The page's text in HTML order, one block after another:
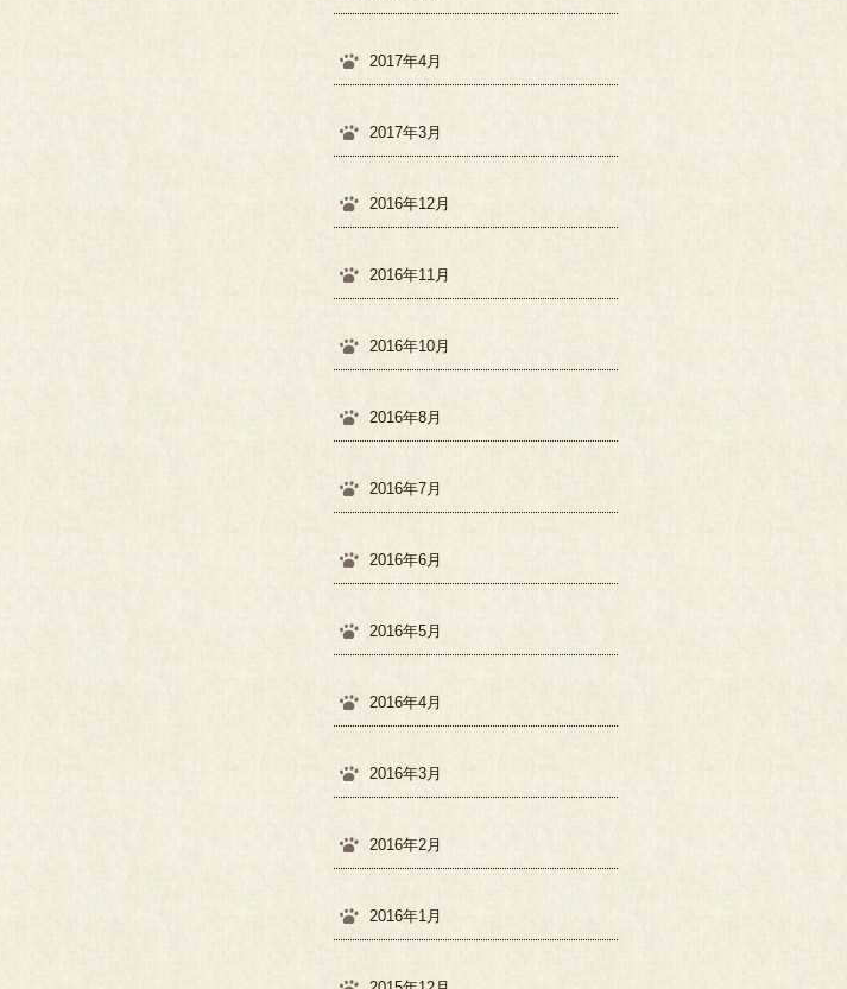
2017年4月
2017年3月
2016年12月
2016年11月
2016年10月
2016年8月
2016年7月
2016年6月
2016年5月
2016年4月
2016年3月
2016年2月
2016年1月